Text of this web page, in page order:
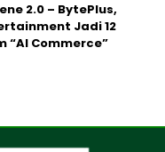
2.0 – BytePlus,
Jadi 12
“AI Commerce”